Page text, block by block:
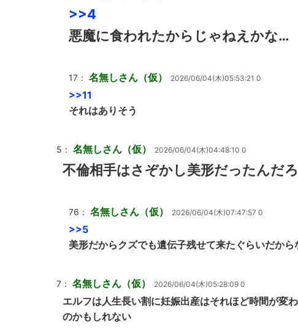
>>4
悪魔に食われたからじゃねえかな…
17： 名無しさん（仮） 2026/06/04(木)05:53:21 0
>>11
それはありそう
5： 名無しさん（仮） 2026/06/04(木)04:48:10 0
不倫相手はさぞかし美形だったんだ
76： 名無しさん（仮） 2026/06/04(木)07:47:57 0
>>5
美形だからクズでも遺伝子残せて来たぐらいだか
7： 名無しさん（仮） 2026/06/04(木)05:28:09 0
エルフは人生長い割に妊娠出産はそれほど時間が変
のかもしれない